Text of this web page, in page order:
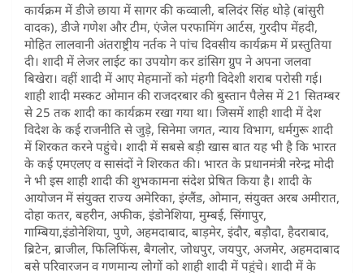
कार्यक्रम में डीजे छाया में सागर की कव्वाली, बलिदंर सिंह थोड़े (बांसुरी
वादक), डीजे गणेश और टीम, एंजेल परफामिंग आर्टस, गुरदीप मेंहदी,
मोहित लालवानी अंतराष्ट्रीय नर्तक ने पांच दिवसीय कार्यक्रम में प्रस्तुतिया
दी। शादी में लेजर लाईट का उपयोग कर डांसिग ग्रुप ने अपना जलवा
बिखेरा। वहीं शादी में आए मेहमानों को मंहगी विदेशी शराब परोसी गई।
शाही शादी मस्कट ओमान की राजदरबार की बुस्तान पैलेस में 21 सितम्बर
से 25 तक शादी का कार्यक्रम रखा गया था। जिसमें शाही शादी में देश
विदेश के कई राजनीति से जुड़े, सिनेमा जगत, न्याय विभाग, धर्मगुरू शादी
में शिरकत करने पहुंचे। शादी में सबसे बड़ी खास बात यह भी है कि भारत
के कई एमएलए व सासंदों ने शिरकत की। भारत के प्रधानमंत्री नरेन्द्र मोदी
ने भी इस शाही शादी की शुभकामना संदेश प्रेषित किया है। शादी के
आयोजन में संयुक्त राज्य अमेरिका, इंग्लैंड, ओमान, संयुक्त अरब अमीरात,
दोहा कतर, बहरीन, अफीक, इंडोनेशिया, मुम्बई, सिंगापुर,
गाम्बिया,इंडोनेशिया, पुणे, अहमदाबाद, बाड़मेर, इंदौर, बड़ौदा, हैदराबाद,
ब्रिटेन, ब्राजील, फिलिफिंस, बैगलोर, जोधपुर, जयपुर, अजमेर, अहमदाबाद
बसे परिवारजन व गणमान्य लोगों को शाही शादी में पहुंचे। शादी में के